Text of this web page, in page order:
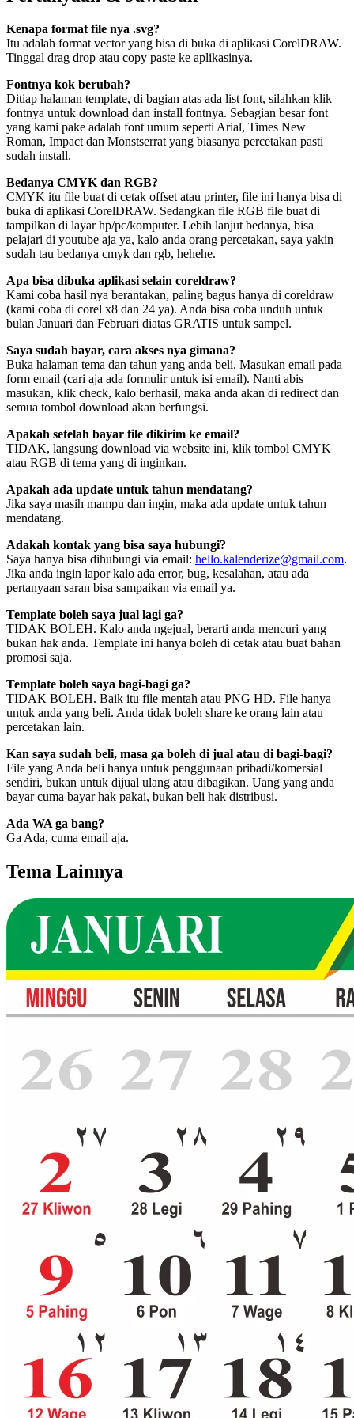
Kenapa format file nya .svg?
Itu adalah format vector yang bisa di buka di aplikasi CorelDRAW.
Tinggal drag drop atau copy paste ke aplikasinya.
Fontnya kok berubah?
Ditiap halaman template, di bagian atas ada list font, silahkan klik
fontnya untuk download dan install fontnya. Sebagian besar font
yang kami pake adalah font umum seperti Arial, Times New
Roman, Impact dan Monstserrat yang biasanya percetakan pasti
sudah install.
Bedanya CMYK dan RGB?
CMYK itu file buat di cetak offset atau printer, file ini hanya bisa di
buka di aplikasi CorelDRAW. Sedangkan file RGB file buat di
tampilkan di layar hp/pc/komputer. Lebih lanjut bedanya, bisa
pelajari di youtube aja ya, kalo anda orang percetakan, saya yakin
sudah tau bedanya cmyk dan rgb, hehehe.
Apa bisa dibuka aplikasi selain coreldraw?
Kami coba hasil nya berantakan, paling bagus hanya di coreldraw
(kami coba di corel x8 dan 24 ya). Anda bisa coba unduh untuk
bulan Januari dan Februari diatas GRATIS untuk sampel.
Saya sudah bayar, cara akses nya gimana?
Buka halaman tema dan tahun yang anda beli. Masukan email pada
form email (cari aja ada formulir untuk isi email). Nanti abis
masukan, klik check, kalo berhasil, maka anda akan di redirect dan
semua tombol download akan berfungsi.
Apakah setelah bayar file dikirim ke email?
TIDAK, langsung download via website ini, klik tombol CMYK
atau RGB di tema yang di inginkan.
Apakah ada update untuk tahun mendatang?
Jika saya masih mampu dan ingin, maka ada update untuk tahun
mendatang.
Adakah kontak yang bisa saya hubungi?
Saya hanya bisa dihubungi via email: hello.kalenderize@gmail.com.
Jika anda ingin lapor kalo ada error, bug, kesalahan, atau ada
pertanyaan saran bisa sampaikan via email ya.
Template boleh saya jual lagi ga?
TIDAK BOLEH. Kalo anda ngejual, berarti anda mencuri yang
bukan hak anda. Template ini hanya boleh di cetak atau buat bahan
promosi saja.
Template boleh saya bagi-bagi ga?
TIDAK BOLEH. Baik itu file mentah atau PNG HD. File hanya
untuk anda yang beli. Anda tidak boleh share ke orang lain atau
percetakan lain.
Kan saya sudah beli, masa ga boleh di jual atau di bagi-bagi?
File yang Anda beli hanya untuk penggunaan pribadi/komersial
sendiri, bukan untuk dijual ulang atau dibagikan. Uang yang anda
bayar cuma bayar hak pakai, bukan beli hak distribusi.
Ada WA ga bang?
Ga Ada, cuma email aja.
Tema Lainnya